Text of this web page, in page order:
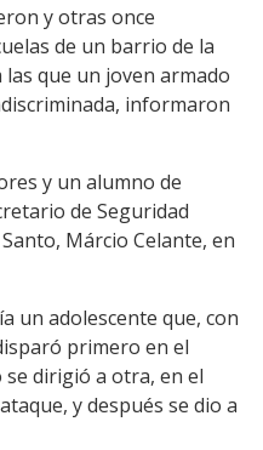
Link
y otras once
de un barrio de la
que un joven armado
informaron
y un alumno de
de Seguridad
Márcio Celante, en
un adolescente que, con
primero en el
dirigió a otra, en el
y después se dio a